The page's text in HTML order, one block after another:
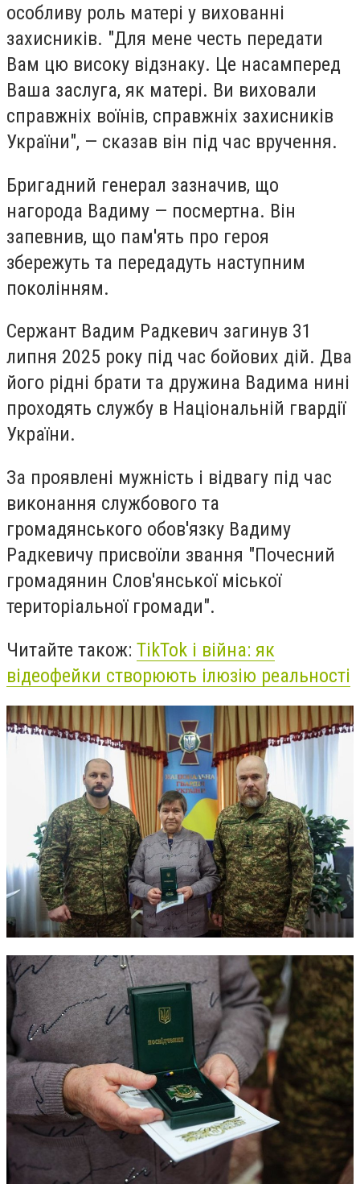
особливу роль матері у вихованні
захисників. "Для мене честь передати
Вам цю високу відзнаку. Це насамперед
Ваша заслуга, як матері. Ви виховали
справжніх воїнів, справжніх захисників
України", — сказав він під час вручення.
Бригадний генерал зазначив, що
нагорода Вадиму — посмертна. Він
запевнив, що пам'ять про героя
збережуть та передадуть наступним
поколінням.
Сержант Вадим Радкевич загинув 31
липня 2025 року під час бойових дій. Два
його рідні брати та дружина Вадима нині
проходять службу в Національній гвардії
України.
За проявлені мужність і відвагу під час
виконання службового та
громадянського обов'язку Вадиму
Радкевичу присвоїли звання "Почесний
громадянин Слов'янської міської
територіальної громади".
Читайте також: TikTok і війна: як
відеофейки створюють ілюзію реальності